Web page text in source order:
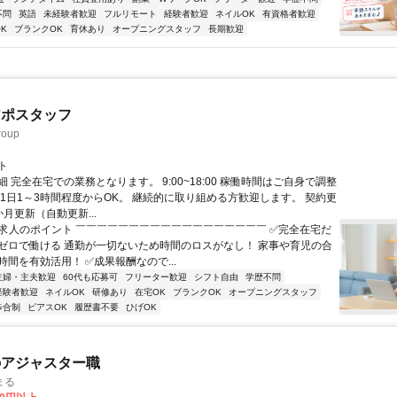
問
英語 未経験者歓迎 フルリモート 経験者歓迎 ネイルOK
有資格者歓迎
ブランクOK 育休あり オープニングスタッフ 長期歓迎
スタッフ
完全在宅での業務となります。 9:00~18:00 稼働時間はご自身で調整
日1～3時間程度からOK。 継続的に取り組める方歓迎します。 契約更
更新（自動更新...
人のポイント ￣￣￣￣￣￣￣￣￣￣￣￣￣￣￣￣￣￣ ✅完全在宅だ
ロで働ける 通勤が一切ないため時間のロスがなし！ 家事や育児の合
間を有効活用！ ✅成果報酬なので...
婦・主夫歓迎 60代も応募可 フリーター歓迎 シフト自由
学歴不問
験者歓迎
ネイルOK 研修あり 在宅OK ブランクOK
オープニングスタッフ
合制
ピアスOK 履歴書不要 ひげOK
ジャスター職
る